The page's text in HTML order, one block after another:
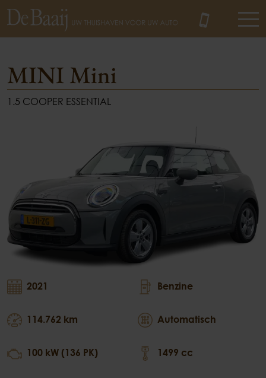
MINI Mini
1.5 COOPER ESSENTIAL
2021
114.762 km
100 kW (136 PK)
Benzine
Automatisch
1499 cc